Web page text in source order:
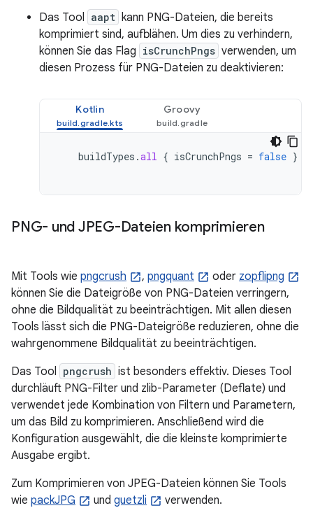
Das Tool aapt kann PNG-Dateien, die bereits
komprimiert sind, aufblähen. Um dies zu verhindern,
können Sie das Flag isCrunchPngs verwenden, um
diesen Prozess für PNG-Dateien zu deaktivieren:
Kotlin Groovy
buildTypes .all { isCrunchPngs = false }
PNG- und JPEG-Dateien komprimieren
Mit Tools wie pngcrush , pngquant oder zopflipng
können Sie die Dateigröße von PNG-Dateien verringern,
ohne die Bildqualität zu beeinträchtigen. Mit allen diesen
Tools lässt sich die PNG-Dateigröße reduzieren, ohne die
wahrgenommene Bildqualität zu beeinträchtigen.
Das Tool pngcrush ist besonders effektiv. Dieses Tool
durchläuft PNG-Filter und zlib-Parameter (Deflate) und
verwendet jede Kombination von Filtern und Parametern,
um das Bild zu komprimieren. Anschließend wird die
Konfiguration ausgewählt, die die kleinste komprimierte
Ausgabe ergibt.
Zum Komprimieren von JPEG-Dateien können Sie Tools
wie packJPG und guetzli verwenden.